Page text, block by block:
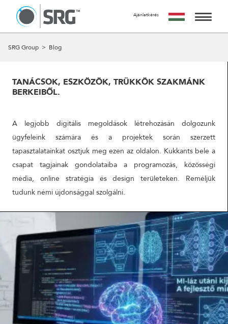
KÉRJ TŐLÜNK AJÁNLATOT
EGY IDŐPONTOT EGYEZTETÜNK VELED EGY SZEMÉLYES
A MEETING UTÁN TUDJUK ELKÉSZÍTENI AJÁNLATUNKAT
AMIT A MEGBESZÉLÉST KÖVETŐ 5 MUNKANAPON BELÜL
ELKÉSZÍTÜNK ÉS MEGKÜLDÜNK.
NÉV
CÉGNÉV
TELEFONSZÁM
A CSAPAT
Ajánlatkérés
SRG Group > Blog
TANÁCSOK, ESZKÖZÖK, TRÜKKÖK SZAKMÁNK
BERKEIBŐL.
A legjobb digitális megoldások létrehozásán dolgozunk
ügyfeleink számára és a projektek során szerzett
tapasztalatainkat osztjuk meg ezen az oldalon. Kukkants bele a
csapat tagjainak gondolataiba a programozás, közösségi
média, online stratégia és design területeken. Reméljük
tudunk némi újdonsággal szolgálni.
ELOLVASOM